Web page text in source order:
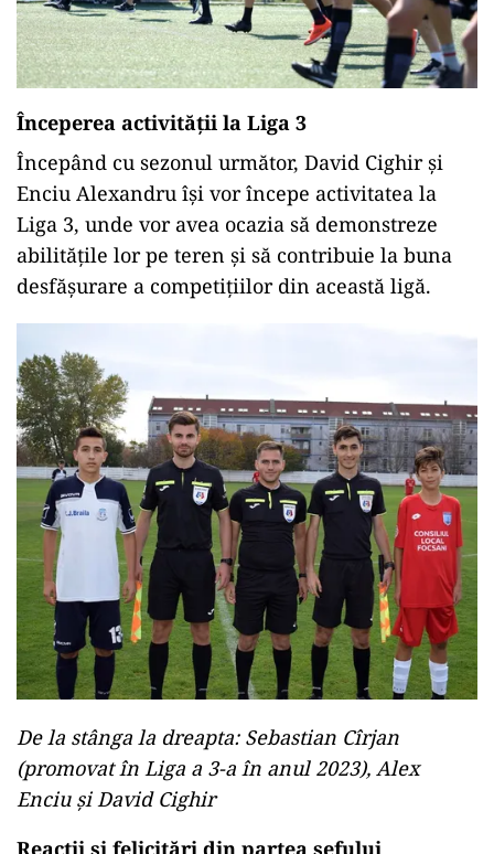
Începerea activității la Liga 3
Începând cu sezonul următor, David Cighir și
Enciu Alexandru își vor începe activitatea la
Liga 3, unde vor avea ocazia să demonstreze
abilitățile lor pe teren și să contribuie la buna
desfășurare a competițiilor din această ligă.
De la stânga la dreapta: Sebastian Cîrjan
(promovat în Liga a 3-a în anul 2023), Alex
Enciu și David Cighir
Reacții și felicitări din partea șefului